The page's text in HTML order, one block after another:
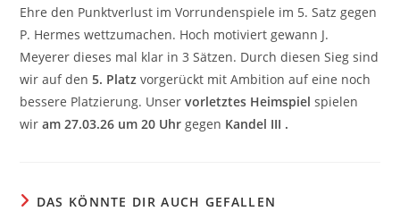
Ehre den Punktverlust im Vorrundenspiele im 5. Satz gegen
P. Hermes wettzumachen. Hoch motiviert gewann J.
Meyerer dieses mal klar in 3 Sätzen. Durch diesen Sieg sind
wir auf den5. Platz vorgerückt mit Ambition auf eine noch
bessere Platzierung. Unservorletztes Heimspielspielen
wiram 27.03.26 um 20 Uhrgegen Kandel III .
DAS KÖNNTE DIR AUCH GEFALLEN